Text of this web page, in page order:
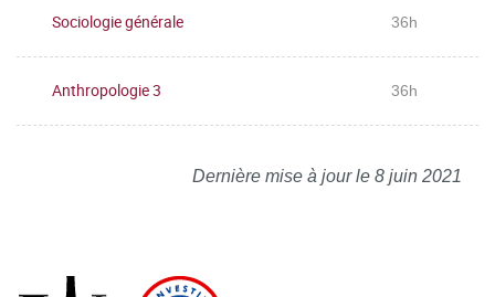
Sociologie générale 36h
Anthropologie 3 36h
Dernière mise à jour le 8 juin 2021